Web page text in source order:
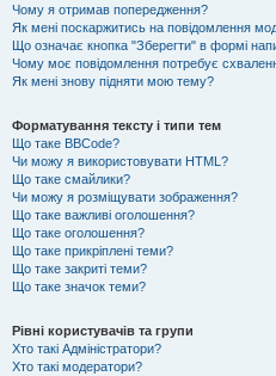
Чому я отримав попередження?
Як мені поскаржитись на повідомлення
Що означає кнопка "Зберегти" в формі
Чому моє повідомлення потребує
Як мені знову підняти мою тему?
Форматування тексту і типи тем
Що таке BBCode?
Чи можу я використовувати HTML?
Що таке смайлики?
Чи можу я розміщувати зображення?
Що таке важливі оголошення?
Що таке оголошення?
Що таке прикріплені теми?
Що таке закриті теми?
Що таке значок теми?
Рівні користувачів та групи
Хто такі Адміністратори?
Хто такі модератори?